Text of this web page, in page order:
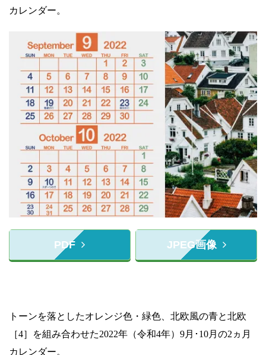
カレンダー。
PDF JPEG画像
トーンを落としたオレンジ色・緑色、北欧風の青と北欧
［4］を組み合わせた2022年（令和4年）9月･10月の2ヵ月
カレンダー。